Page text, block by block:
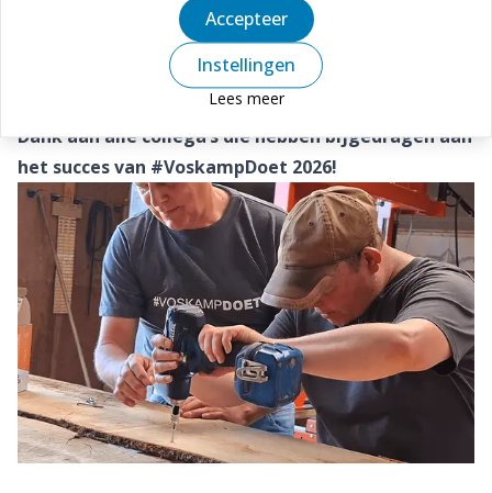
momenten waarin verbinding, aandacht en
samenwerking centraal stonden.
We kijken terug op een geslaagde dag vol
betrokkenheid, inzet en mooie herinneringen.
Dank aan alle collega’s die hebben bijgedragen aan
het succes van #VoskampDoet 2026!
Accepteer
Instellingen
Lees meer